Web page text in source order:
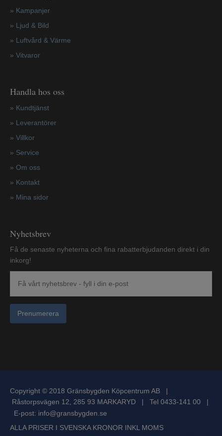
» Kampanjer
» Ljud & Bild
» Luftvård & Värme
» Vitvaror
Handla hos oss
» Kundtjänst
» Leverantörer
» Villkor
» Service
» Om oss
» Kontakt
» Mina sidor
Nyhetsbrev
Få de senaste nyheterna och fina rabatterbjudanden direkt i din
inkorg!
Prenumerera
Copyright © 2018 Gränsbygden Köpcentrum AB |
Råstorpsvägen 12, 285 93 MARKARYD | Tel 0433-141 00 |
E-post: info@gransbygden.se
ALLA PRISER I SVENSKA KRONOR INKL MOMS